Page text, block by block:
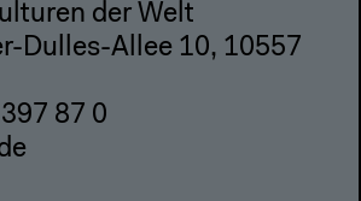
der Welt
Dulles-Allee 10, 10557
87 0